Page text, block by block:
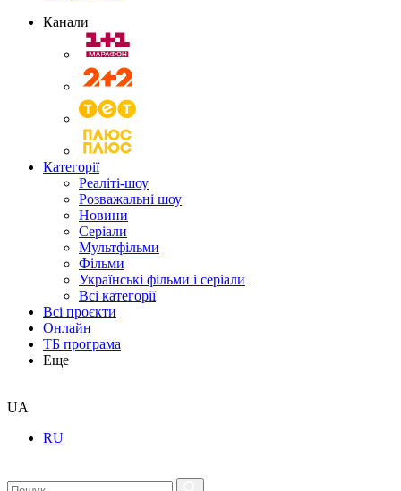
Канали
Категорії
Реаліті-шоу
Розважальні шоу
Новини
Серіали
Мультфільми
Фільми
Українські фільми і серіали
Всі категорії
Всі проєкти
Онлайн
ТБ програма
Еще
UA
RU